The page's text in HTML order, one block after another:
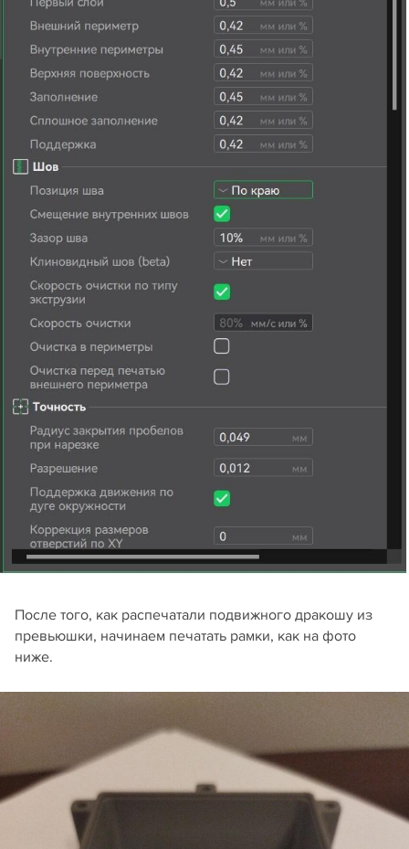
После того, как распечатали подвижного дракошу из
превьюшки, начинаем печатать рамки, как на фото
ниже.